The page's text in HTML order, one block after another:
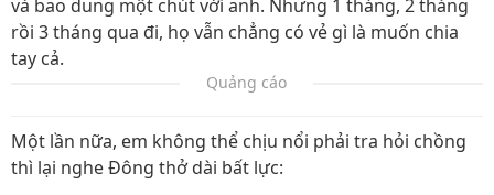
và bao dung một chút với anh. Nhưng 1 tháng, 2 tháng
rồi 3 tháng qua đi, họ vẫn chẳng có vẻ gì là muốn chia
tay cả.
Quảng cáo
Một lần nữa, em không thể chịu nổi phải tra hỏi chồng
thì lại nghe Đông thở dài bất lực: